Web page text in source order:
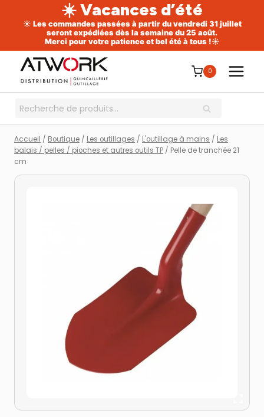
☀️ Vacances d’été
☀️ Les commandes passées à partir du vendredi 31 juillet
seront expédiées dès la semaine du 25 août.
Merci pour votre patience et bel été à tous !☀️
contenu
0
Recherche
RECHERCHE
Accueil / Boutique / Les outillages / L'outillage à mains / Les
balais / pelles / pioches et autres outils TP / Pelle de tranchée 21
cm